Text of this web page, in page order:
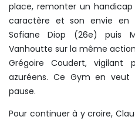
place, remonter un
caractère et son envie en
Sofiane Diop (26e) puis
Vanhoutte sur la même
Grégoire Coudert, vigilant
azuréens. Ce Gym en
pause.
Pour continuer à y croire,